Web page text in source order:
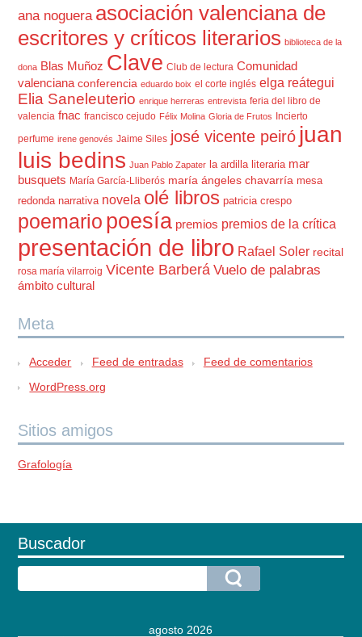
ana noguera asociación valenciana de
escritores y críticos literarios biblioteca de la
dona Blas Muñoz Clave Club de lectura Comunidad
valenciana conferencia eduardo boix el corte inglés elga reátegui
Elia Saneleuterio enrique herreras entrevista feria del libro de
valencia fnac francisco cejudo Félix Molina Gloria de Frutos
Incierto
perfume irene genovés Jaime Siles josé vicente peiró juan
luis bedins Juan Pablo Zapater la ardilla literaria mar
busquets María García-Lliberós maría ángeles chavarría mesa
redonda narrativa novela olé libros patricia crespo
poemario poesía premios premios de la crítica
presentación de libro Rafael Soler recital
rosa maría vilarroig Vicente Barberá Vuelo de palabras
ámbito cultural
Meta
Acceder Feed de entradas
Feed de comentarios
WordPress.org
Sitios amigos
Grafología
Buscador
agosto 2026